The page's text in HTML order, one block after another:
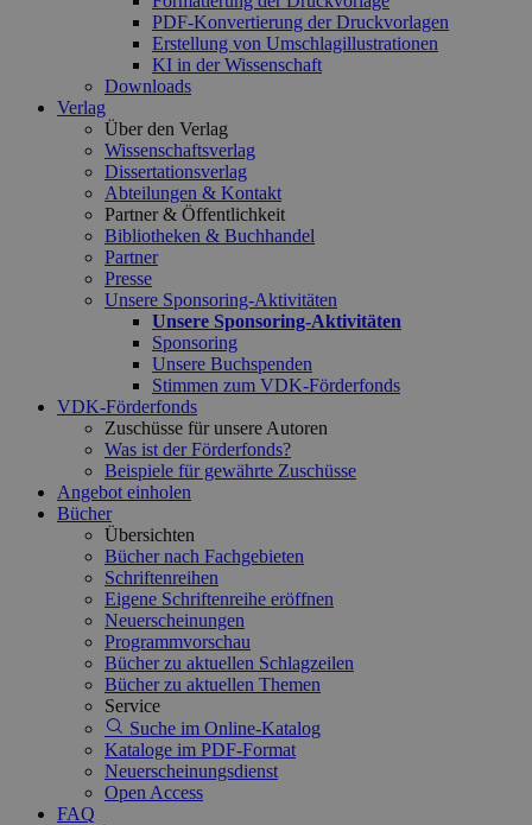
PDF-Konvertierung der Druckvorlagen
Erstellung von Umschlagillustrationen
KI in der Wissenschaft
Downloads
Verlag
Über den Verlag
Wissenschaftsverlag
Dissertationsverlag
Abteilungen & Kontakt
Partner & Öffentlichkeit
Bibliotheken & Buchhandel
Partner
Presse
Unsere Sponsoring-Aktivitäten
Unsere Sponsoring-Aktivitäten
Sponsoring
Unsere Buchspenden
Stimmen zum VDK-Förderfonds
VDK-Förderfonds
Zuschüsse für unsere Autoren
Was ist der Förderfonds?
Beispiele für gewährte Zuschüsse
Angebot einholen
Bücher
Übersichten
Bücher nach Fachgebieten
Schriftenreihen
Eigene Schriftenreihe eröffnen
Neuerscheinungen
Programmvorschau
Bücher zu aktuellen Schlagzeilen
Bücher zu aktuellen Themen
Service
Suche im Online-Katalog
Kataloge im PDF-Format
Neuerscheinungsdienst
Open Access
FAQ